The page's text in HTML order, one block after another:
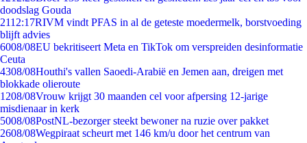
doodslag Gouda
2112:17RIVM vindt PFAS in al de geteste moedermelk, borstvoeding
blijft advies
6008/08EU bekritiseert Meta en TikTok om verspreiden desinformatie
Ceuta
4308/08Houthi's vallen Saoedi-Arabië en Jemen aan, dreigen met
blokkade olieroute
1208/08Vrouw krijgt 30 maanden cel voor afpersing 12-jarige
misdienaar in kerk
5008/08PostNL-bezorger steekt bewoner na ruzie over pakket
2608/08Wegpiraat scheurt met 146 km/u door het centrum van